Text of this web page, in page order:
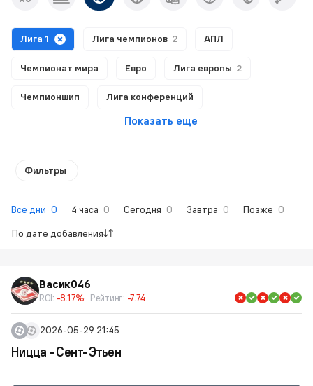
Лига 1 Лига чемпионов 2 АПЛ
Чемпионат мира Евро Лига европы 2
Чемпионшип Лига конференций
Показать еще
Фильтры
Все дни 0 4 часа 0 Сегодня 0 Завтра 0 Позже 0
По дате добавления
Васик046
ROI: -8.17% Рейтинг: -7.74
2026-05-29 21:45
Ницца - Сент-Этьен